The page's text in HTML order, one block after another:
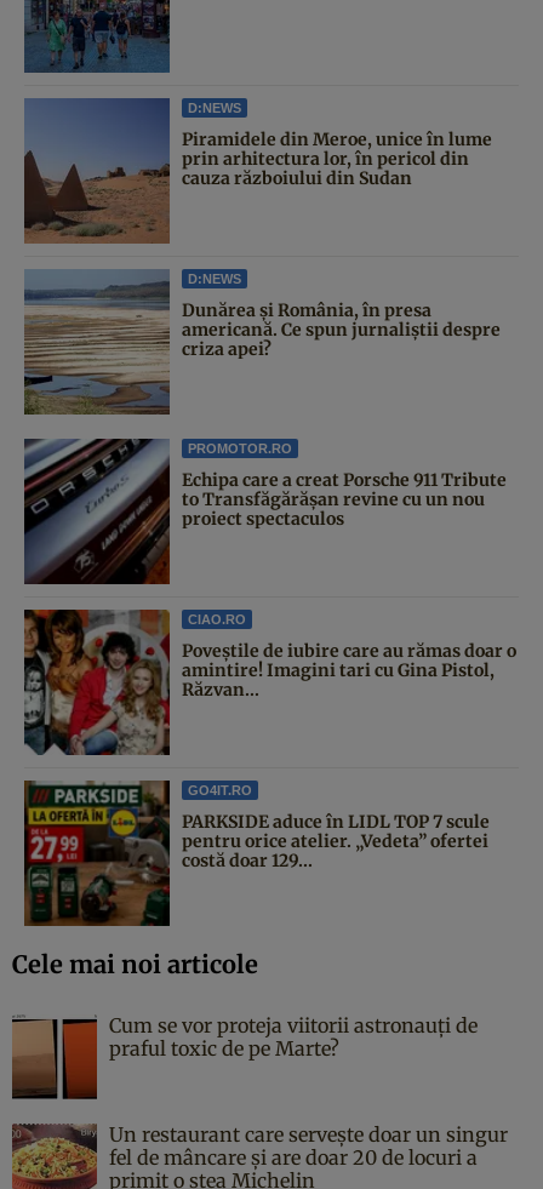
D:NEWS
Piramidele din Meroe, unice în lume
prin arhitectura lor, în pericol din
cauza războiului din Sudan
D:NEWS
Dunărea și România, în presa
americană. Ce spun jurnaliștii despre
criza apei?
PROMOTOR.RO
Echipa care a creat Porsche 911 Tribute
to Transfăgărășan revine cu un nou
proiect spectaculos
CIAO.RO
Poveştile de iubire care au rămas doar o
amintire! Imagini tari cu Gina Pistol,
Răzvan...
GO4IT.RO
PARKSIDE aduce în LIDL TOP 7 scule
pentru orice atelier. „Vedeta” ofertei
costă doar 129...
Cele mai noi articole
Cum se vor proteja viitorii astronauți de
praful toxic de pe Marte?
Un restaurant care servește doar un singur
fel de mâncare și are doar 20 de locuri a
primit o stea Michelin